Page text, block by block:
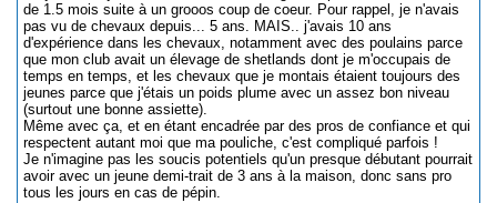
de 1.5 mois suite à un grooos coup de coeur. Pour rappel, je n'avais
pas vu de chevaux depuis... 5 ans. MAIS.. j'avais 10 ans
d'expérience dans les chevaux, notamment avec des poulains parce
que mon club avait un élevage de shetlands dont je m'occupais de
temps en temps, et les chevaux que je montais étaient toujours des
jeunes parce que j'étais un poids plume avec un assez bon niveau
(surtout une bonne assiette).
Même avec ça, et en étant encadrée par des pros de confiance et qui
respectent autant moi que ma pouliche, c'est compliqué parfois !
Je n'imagine pas les soucis potentiels qu'un presque débutant pourrait
avoir avec un jeune demi-trait de 3 ans à la maison, donc sans pro
tous les jours en cas de pépin.